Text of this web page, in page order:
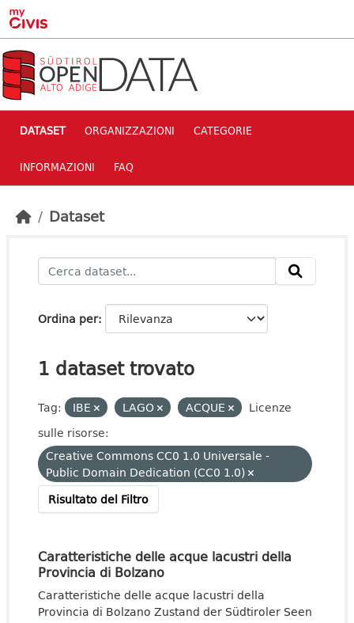
Skip to main content
DATASET ORGANIZZAZIONI CATEGORIE
INFORMAZIONI FAQ
Dataset
Ordina per
1 dataset trovato
Tag: IBE LAGO ACQUE
Licenze
sulle risorse:
Creative Commons CC0 1.0 Universale -
Public Domain Dedication (CC0 1.0)
Risultato del Filtro
Caratteristiche delle acque lacustri della
Provincia di Bolzano
Caratteristiche delle acque lacustri della
Provincia di Bolzano Zustand der Südtiroler Seen